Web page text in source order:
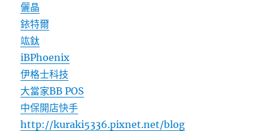
儷晶
銥特爾
竑鈦
iBPhoenix
伊格士科技
大當家BB POS
中保開店快手
http://kuraki5336.pixnet.net/blog